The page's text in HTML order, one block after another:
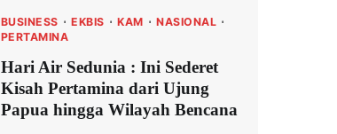
BUSINESS EKBIS KAM
NASIONAL
PERTAMINA
Hari Air Sedunia : Ini Sederet
Kisah Pertamina dari Ujung
Papua hingga Wilayah Bencana